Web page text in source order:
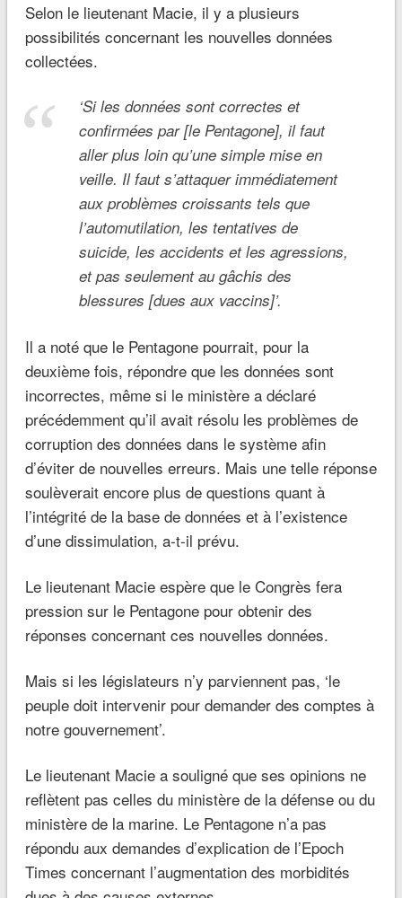
Selon le lieutenant Macie, il y a plusieurs
possibilités concernant les nouvelles données
collectées.
‘Si les données sont correctes et
confirmées par [le Pentagone], il faut
aller plus loin qu’une simple mise en
veille. Il faut s’attaquer immédiatement
aux problèmes croissants tels que
l’automutilation, les tentatives de
suicide, les accidents et les agressions,
et pas seulement au gâchis des
blessures [dues aux vaccins]’.
Il a noté que le Pentagone pourrait, pour la
deuxième fois, répondre que les données sont
incorrectes, même si le ministère a déclaré
précédemment qu’il avait résolu les problèmes de
corruption des données dans le système afin
d’éviter de nouvelles erreurs. Mais une telle réponse
soulèverait encore plus de questions quant à
l’intégrité de la base de données et à l’existence
d’une dissimulation, a-t-il prévu.
Le lieutenant Macie espère que le Congrès fera
pression sur le Pentagone pour obtenir des
réponses concernant ces nouvelles données.
Mais si les législateurs n’y parviennent pas, ‘le
peuple doit intervenir pour demander des comptes à
notre gouvernement’.
Le lieutenant Macie a souligné que ses opinions ne
reflètent pas celles du ministère de la défense ou du
ministère de la marine. Le Pentagone n’a pas
répondu aux demandes d’explication de l’Epoch
Times concernant l’augmentation des morbidités